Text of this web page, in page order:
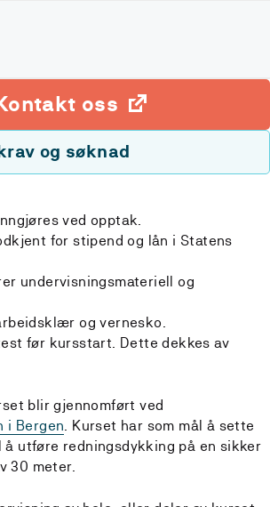
oss
og søknad
ved opptak.
for stipend og lån i Statens
undervisningsmateriell og
og vernesko.
før kursstart. Dette dekkes av
blir gjennomført ved
i Bergen. Kurset har som mål å sette
utføre redningsdykking på en sikker
30 meter.